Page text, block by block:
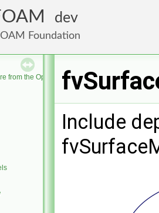
dev
Foundation
from the OpenFOAM Foundation
Include